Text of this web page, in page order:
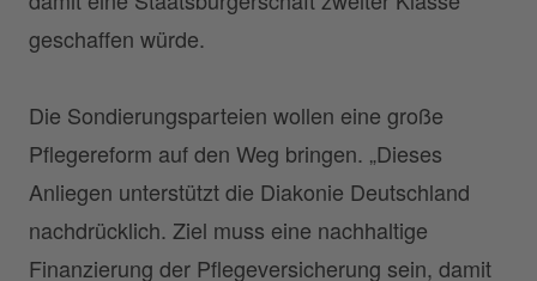
geschaffen würde.
Die Sondierungsparteien wollen eine große
Pflegereform auf den Weg bringen. „Dieses
Anliegen unterstützt die Diakonie Deutschland
nachdrücklich. Ziel muss eine nachhaltige
Finanzierung der Pflegeversicherung sein, damit